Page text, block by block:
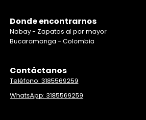
Donde encontrarnos
Nabay - Zapatos al por mayor
Bucaramanga - Colombia
Contáctanos
Teléfono: 3185569259
WhatsApp: 3185569259